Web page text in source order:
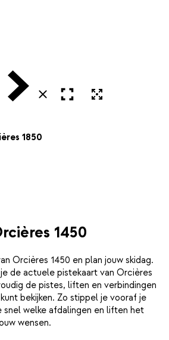
Volgende
SluitenOpen in volledig scherm
1850
1450
Orcières 1450 en plan jouw skidag.
de actuele pistekaart van Orcières
de pistes, liften en verbindingen
bekijken. Zo stippel je vooraf je
welke afdalingen en liften het
wensen.